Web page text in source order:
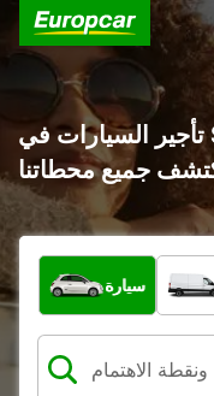
تأجير السيارات في Salon-de-Provence :
جميع محطاتنا
ما نوع المركبة؟
سيارة